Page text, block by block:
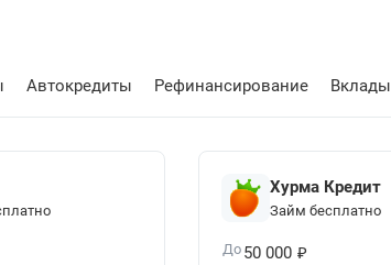
Автокредиты Рефинансирование Вклады
Хурма Кредит
Займ бесплатно
До 50 000 ₽